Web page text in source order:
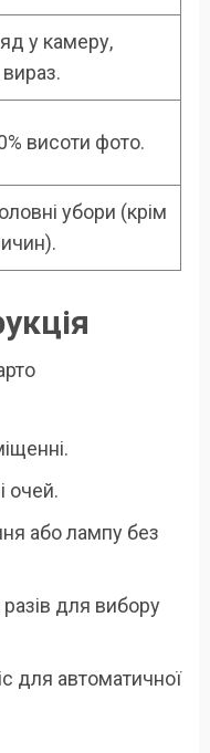
у камеру,
висоти фото.
убори (крім
очей.
або лампу без
для вибору
для автоматичної